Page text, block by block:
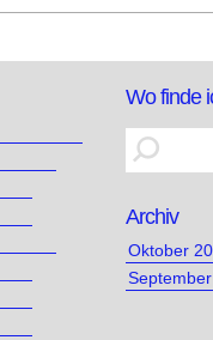
Wo finde
Archiv
Oktober